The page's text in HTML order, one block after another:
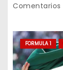
Comentarios
FORMULA 1